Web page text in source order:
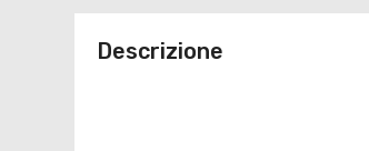
Descrizione